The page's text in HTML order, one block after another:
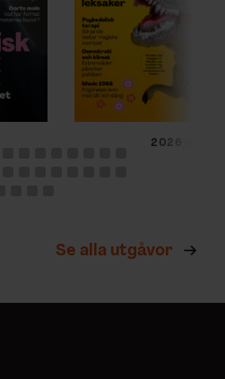
2026/4
Se alla utgåvor